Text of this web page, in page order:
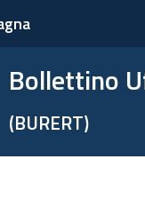
Bollettino
(BURERT)